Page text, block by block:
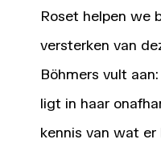
Roset helpen we
versterken van
Böhmers vult
ligt in haar
kennis van wat